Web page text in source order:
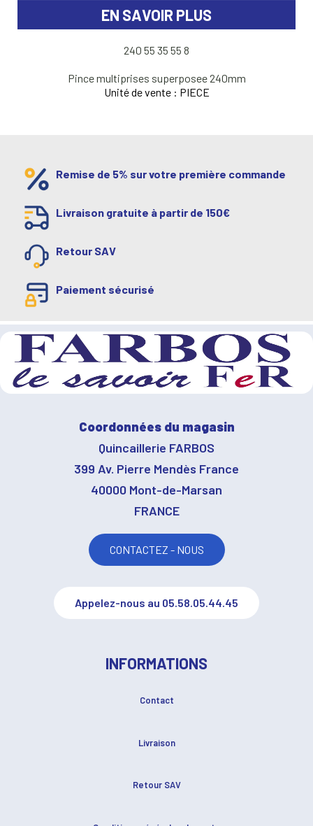
EN SAVOIR PLUS
240 55 35 55 8
Pince multiprises superposee 240mm
Unité de vente : PIECE
Remise de 5% sur votre première commande
Livraison gratuite à partir de 150€
Retour SAV
Paiement sécurisé
Coordonnées du magasin
Quincaillerie FARBOS
399 Av. Pierre Mendès France
40000 Mont-de-Marsan
FRANCE
CONTACTEZ - NOUS
Appelez-nous au 05.58.05.44.45
INFORMATIONS
Contact
Livraison
Retour SAV